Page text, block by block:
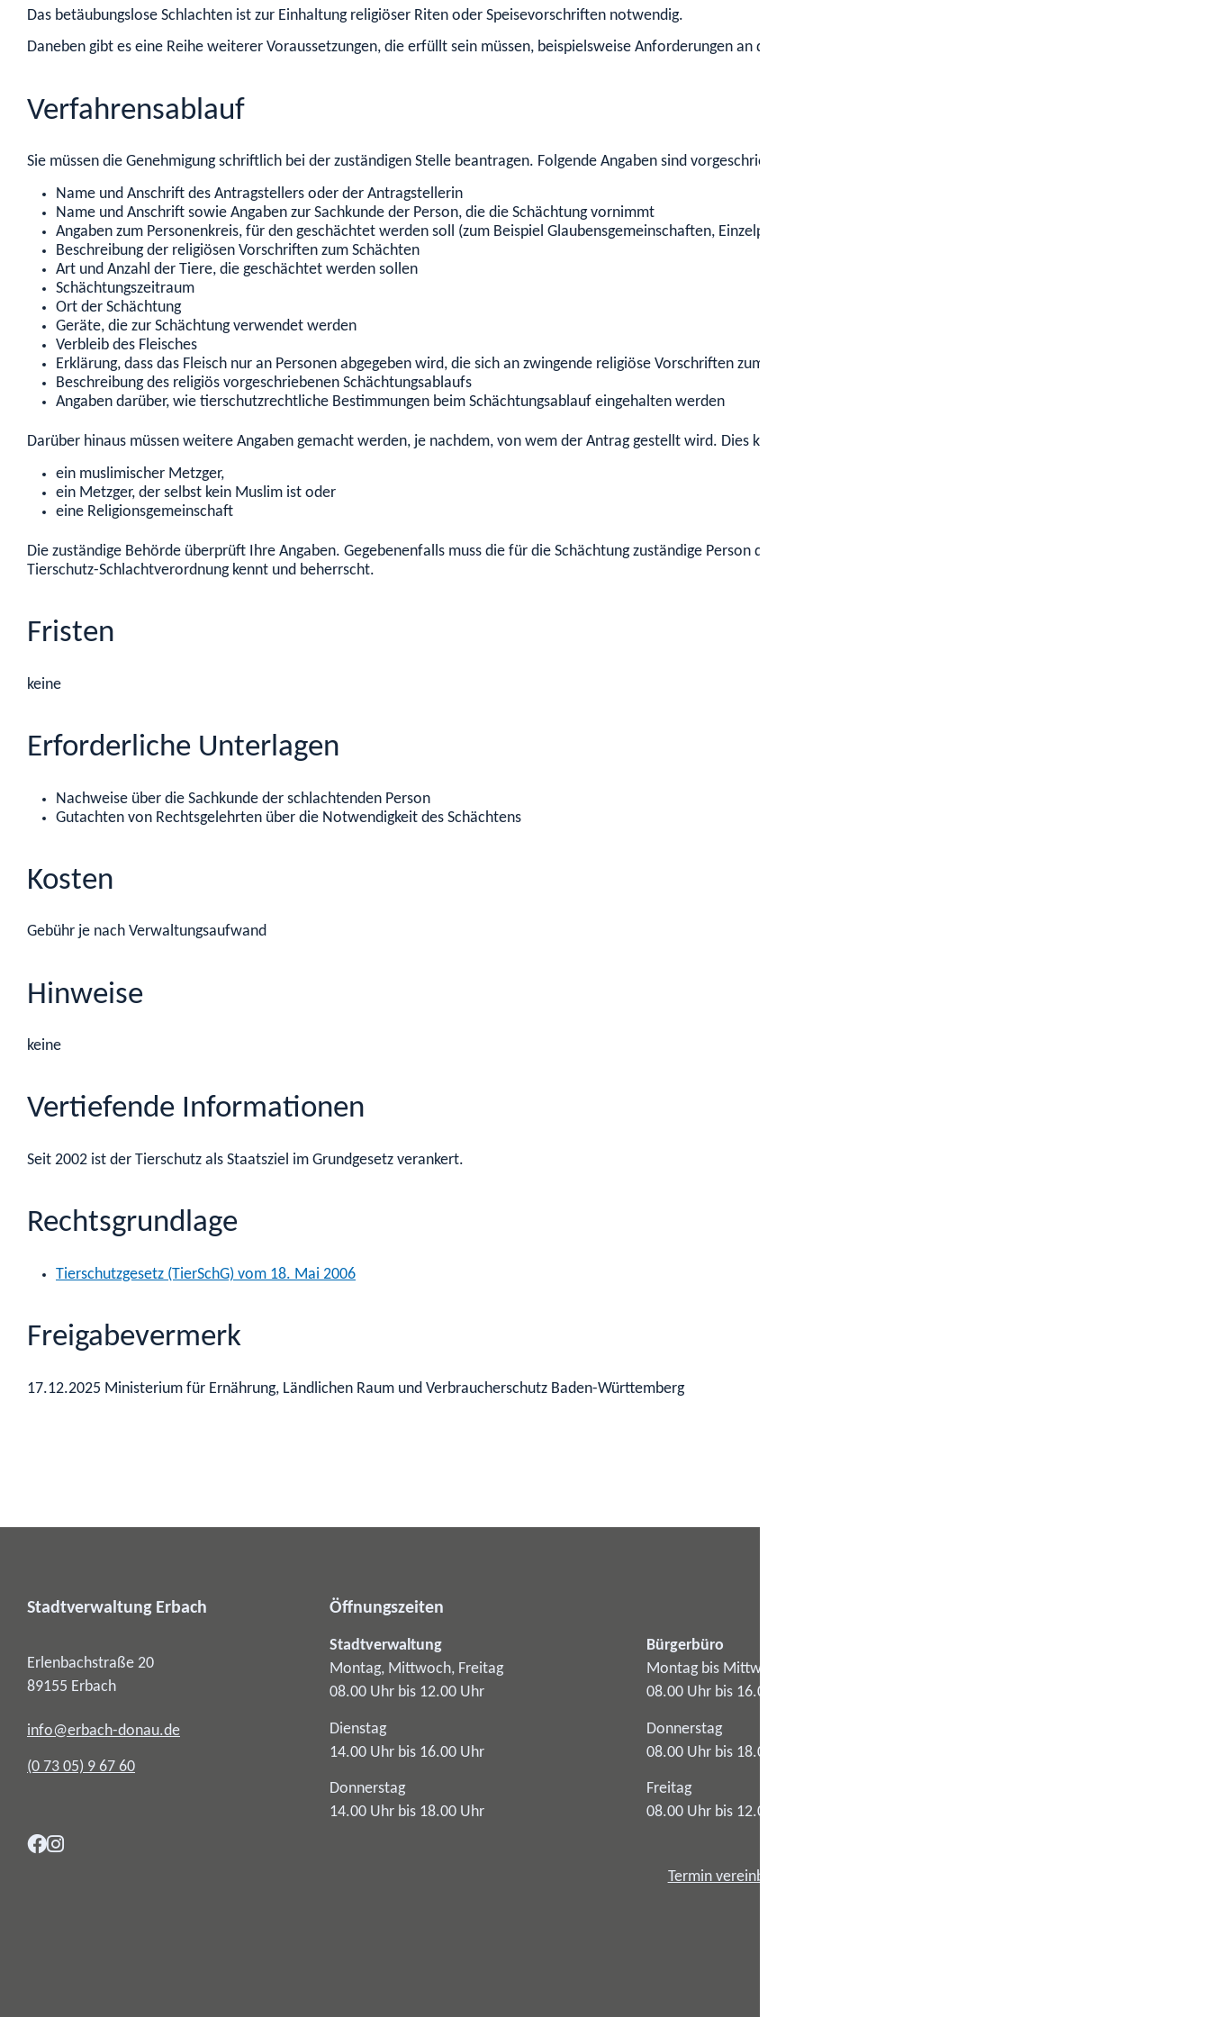
Das betäubungslose Schlachten ist zur Einhaltung religiöser Riten oder Speisevorschriften notwendig.
Daneben gibt es eine Reihe weiterer Voraussetzungen, die erfüllt sein müssen, beispielsweise Anforderungen an die Schlachtstätte oder an die Sachkunde des Metzgers.
Verfahrensablauf
Sie müssen die Genehmigung schriftlich bei der zuständigen Stelle beantragen. Folgende Angaben sind vorgeschrieben:
Name und Anschrift des Antragstellers oder der Antragstellerin
Name und Anschrift sowie Angaben zur Sachkunde der Person, die die Schächtung vornimmt
Angaben zum Personenkreis, für den geschächtet werden soll (zum Beispiel Glaubensgemeinschaften, Einzelpersonen)
Beschreibung der religiösen Vorschriften zum Schächten
Art und Anzahl der Tiere, die geschächtet werden sollen
Schächtungszeitraum
Ort der Schächtung
Geräte, die zur Schächtung verwendet werden
Verbleib des Fleisches
Erklärung, dass das Fleisch nur an Personen abgegeben wird, die sich an zwingende religiöse Vorschriften zum Schächten halten müssen
Beschreibung des religiös vorgeschriebenen Schächtungsablaufs
Angaben darüber, wie tierschutzrechtliche Bestimmungen beim Schächtungsablauf eingehalten werden
Darüber hinaus müssen weitere Angaben gemacht werden, je nachdem, von wem der Antrag gestellt wird. Dies kann sein:
ein muslimischer Metzger,
ein Metzger, der selbst kein Muslim ist oder
eine Religionsgemeinschaft
Die zuständige Behörde überprüft Ihre Angaben. Gegebenenfalls muss die für die Schächtung zuständige Person der Behörde vorführen, dass sie die Bestimmungen der
Tierschutz-Schlachtverordnung kennt und beherrscht.
Fristen
keine
Erforderliche Unterlagen
Nachweise über die Sachkunde der schlachtenden Person
Gutachten von Rechtsgelehrten über die Notwendigkeit des Schächtens
Kosten
Gebühr je nach Verwaltungsaufwand
Hinweise
keine
Vertiefende Informationen
Seit 2002 ist der Tierschutz als Staatsziel im Grundgesetz verankert.
Rechtsgrundlage
Tierschutzgesetz (TierSchG) vom 18. Mai 2006
Freigabevermerk
17.12.2025 Ministerium für Ernährung, Ländlichen Raum und Verbraucherschutz Baden-Württemberg
Stadtverwaltung Erbach
Erlenbachstraße 20
89155 Erbach
info@erbach-donau.de
(0 73 05) 9 67 60
Öffnungszeiten
Stadtverwaltung
Montag, Mittwoch, Freitag
08.00 Uhr bis 12.00 Uhr
Dienstag
14.00 Uhr bis 16.00 Uhr
Donnerstag
14.00 Uhr bis 18.00 Uhr
Bürgerbüro
Montag bis Mittwoch
08.00 Uhr bis 16.00 Uhr
Donnerstag
08.00 Uhr bis 18.00 Uhr
Freitag
08.00 Uhr bis 12.00 Uhr
Termin vereinbaren